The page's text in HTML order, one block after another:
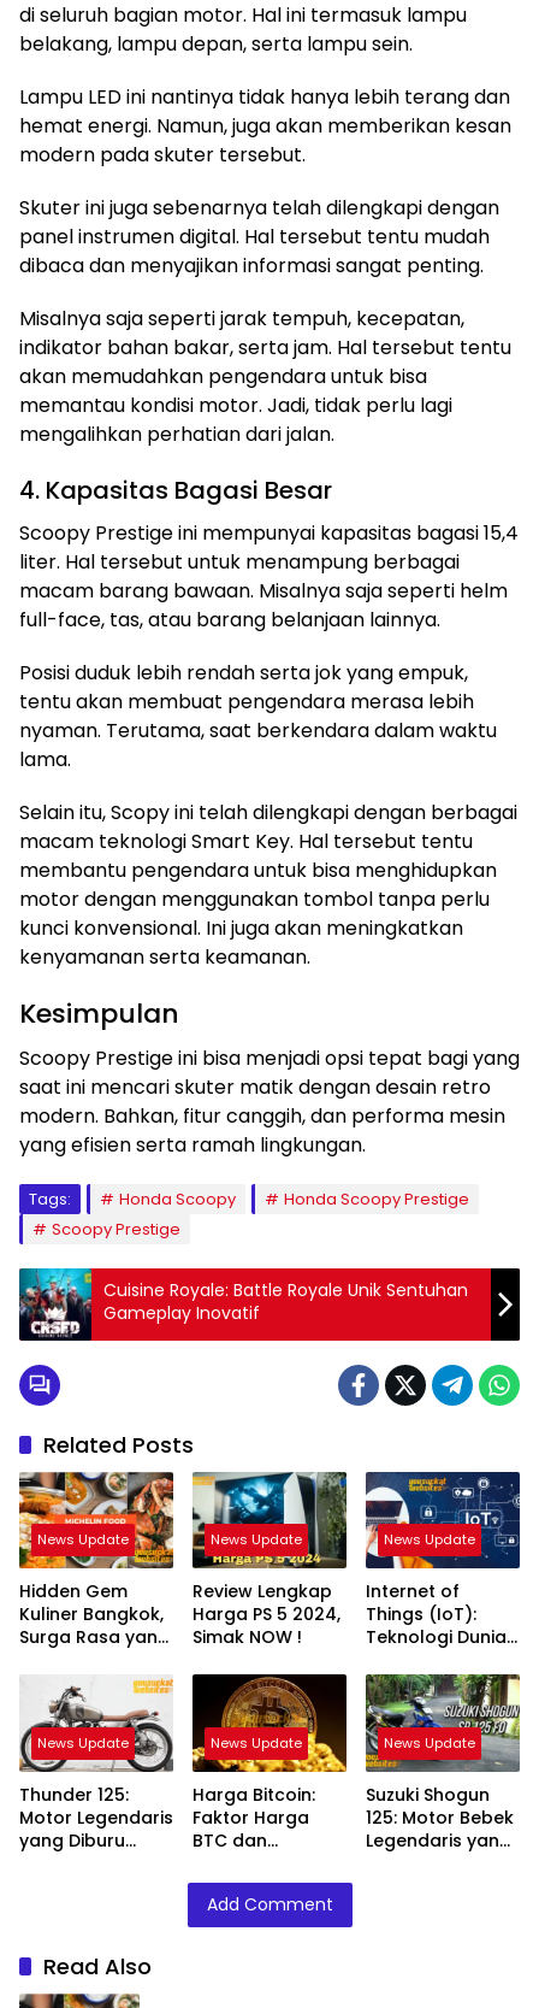
di seluruh bagian motor. Hal ini termasuk lampu
belakang, lampu depan, serta lampu sein.
Lampu LED ini nantinya tidak hanya lebih terang dan
hemat energi. Namun, juga akan memberikan kesan
modern pada skuter tersebut.
Skuter ini juga sebenarnya telah dilengkapi dengan
panel instrumen digital. Hal tersebut tentu mudah
dibaca dan menyajikan informasi sangat penting.
Misalnya saja seperti jarak tempuh, kecepatan,
indikator bahan bakar, serta jam. Hal tersebut tentu
akan memudahkan pengendara untuk bisa
memantau kondisi motor. Jadi, tidak perlu lagi
mengalihkan perhatian dari jalan.
4. Kapasitas Bagasi Besar
Scoopy Prestige ini mempunyai kapasitas bagasi 15,4
liter. Hal tersebut untuk menampung berbagai
macam barang bawaan. Misalnya saja seperti helm
full-face, tas, atau barang belanjaan lainnya.
Posisi duduk lebih rendah serta jok yang empuk,
tentu akan membuat pengendara merasa lebih
nyaman. Terutama, saat berkendara dalam waktu
lama.
Selain itu, Scopy ini telah dilengkapi dengan berbagai
macam teknologi Smart Key. Hal tersebut tentu
membantu pengendara untuk bisa menghidupkan
motor dengan menggunakan tombol tanpa perlu
kunci konvensional. Ini juga akan meningkatkan
kenyamanan serta keamanan.
Kesimpulan
Scoopy Prestige ini bisa menjadi opsi tepat bagi yang
saat ini mencari skuter matik dengan desain retro
modern. Bahkan, fitur canggih, dan performa mesin
yang efisien serta ramah lingkungan.
Tags: Honda Scoopy
Honda Scoopy Prestige
Scoopy Prestige
Cuisine Royale: Battle Royale Unik Sentuhan
Gameplay Inovatif
Related Posts
News Update
Hidden Gem
Kuliner Bangkok,
Surga Rasa yang
News Update
Review Lengkap
Harga PS 5 2024,
Simak NOW !
News Update
Internet of
Things (IoT):
Teknologi Dunia
Terupgrade
News Update
Thunder 125:
Motor Legendaris
yang Diburu
News Update
Harga Bitcoin:
Faktor Harga
BTC dan
nya
News Update
Suzuki Shogun
125: Motor Bebek
Legendaris yang
Add Comment
Read Also